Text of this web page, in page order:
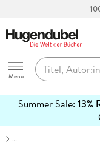
Hugendubel
Menu
Summer Sale: 13%
erfahren
…